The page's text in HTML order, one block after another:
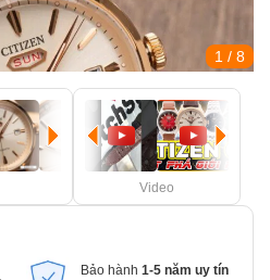
1 / 8
Video
Bảo hành 1-5 năm uy tín